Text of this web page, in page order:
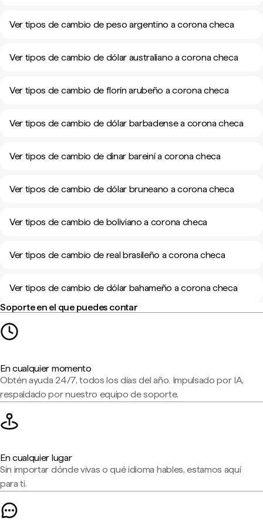
Ver tipos de cambio de peso argentino a corona checa
Ver tipos de cambio de dólar australiano a corona checa
Ver tipos de cambio de florín arubeño a corona checa
Ver tipos de cambio de dólar barbadense a corona checa
Ver tipos de cambio de dinar bareiní a corona checa
Ver tipos de cambio de dólar bruneano a corona checa
Ver tipos de cambio de boliviano a corona checa
Ver tipos de cambio de real brasileño a corona checa
Ver tipos de cambio de dólar bahameño a corona checa
Soporte en el que puedes contar
En cualquier momento
Obtén ayuda 24/7, todos los días del año. Impulsado por IA,
respaldado por nuestro equipo de soporte.
En cualquier lugar
Sin importar dónde vivas o qué idioma hables, estamos aquí
para ti.